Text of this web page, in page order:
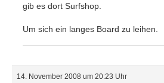
gib es dort Surfshop.
Um sich ein langes Board zu leihen.
14. November 2008 um 20:23 Uhr